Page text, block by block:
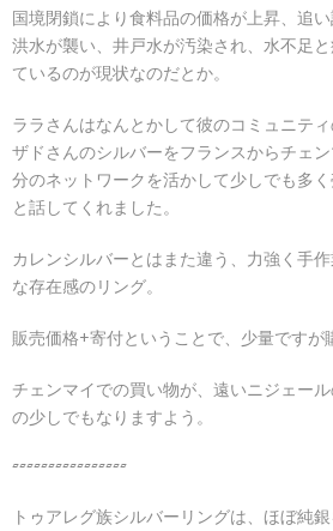
国境閉鎖により食料品の価格が上昇、追
洪水が襲い、井戸水が汚染され、水不足
ているのが現状なのだとか。
ララさんはなんとかして彼のコミュニテ
ザドさんのシルバーをフランスからチェ
分のネットワークを活かして少しでも多
と話してくれました。
カレンシルバーとはまた違う、力強く手
な存在感のリング。
販売価格+寄付ということで、少量ですが
チェンマイでの買い物が、遠いニジェー
の少しでもなりますよう。
▱▱▱▱▱▱▱▱▱▱▱▱▱▱▱▱
トゥアレグ族シルバーリングは、ほぼ純